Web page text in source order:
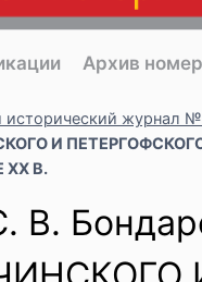
Архив
исторический журнал
И
В.